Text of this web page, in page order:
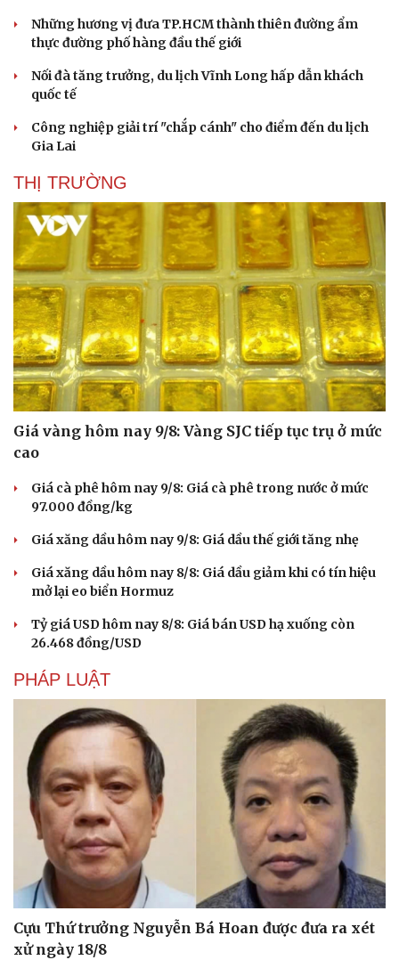
Sức khỏe
Dinh dưỡng - món ngon
Cây thuốc
Sản phụ khoa
Nhi khoa
Nam khoa
Phòng mạch online
Ăn sạch sống khỏe
Đời sống
Nhà đẹp
Blog
Tình yêu - Gia đình
Những hương vị đưa TP.HCM thành thiên đường ẩm
thực đường phố hàng đầu thế giới
Nối đà tăng trưởng, du lịch Vĩnh Long hấp dẫn khách
quốc tế
Công nghiệp giải trí "chắp cánh" cho điểm đến du lịch
Gia Lai
THỊ TRƯỜNG
Giá vàng hôm nay 9/8: Vàng SJC tiếp tục trụ ở mức
cao
Giá cà phê hôm nay 9/8: Giá cà phê trong nước ở mức
97.000 đồng/kg
Giá xăng dầu hôm nay 9/8: Giá dầu thế giới tăng nhẹ
Giá xăng dầu hôm nay 8/8: Giá dầu giảm khi có tín hiệu
mở lại eo biển Hormuz
Tỷ giá USD hôm nay 8/8: Giá bán USD hạ xuống còn
26.468 đồng/USD
PHÁP LUẬT
Cựu Thứ trưởng Nguyễn Bá Hoan được đưa ra xét
xử ngày 18/8